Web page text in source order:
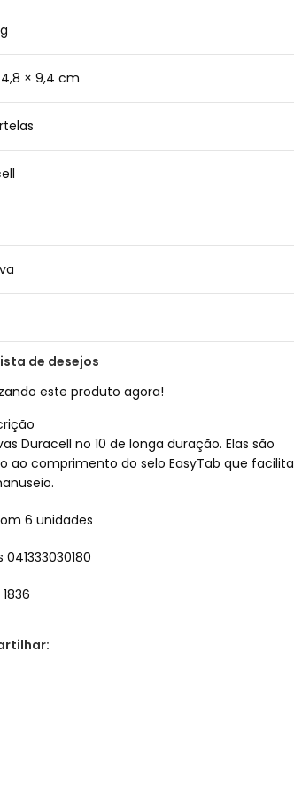
4,8 × 9,4 cm
de desejos
este produto agora!
Duracell no 10 de longa duração. Elas são
ao comprimento do selo EasyTab que facilita
6 unidades